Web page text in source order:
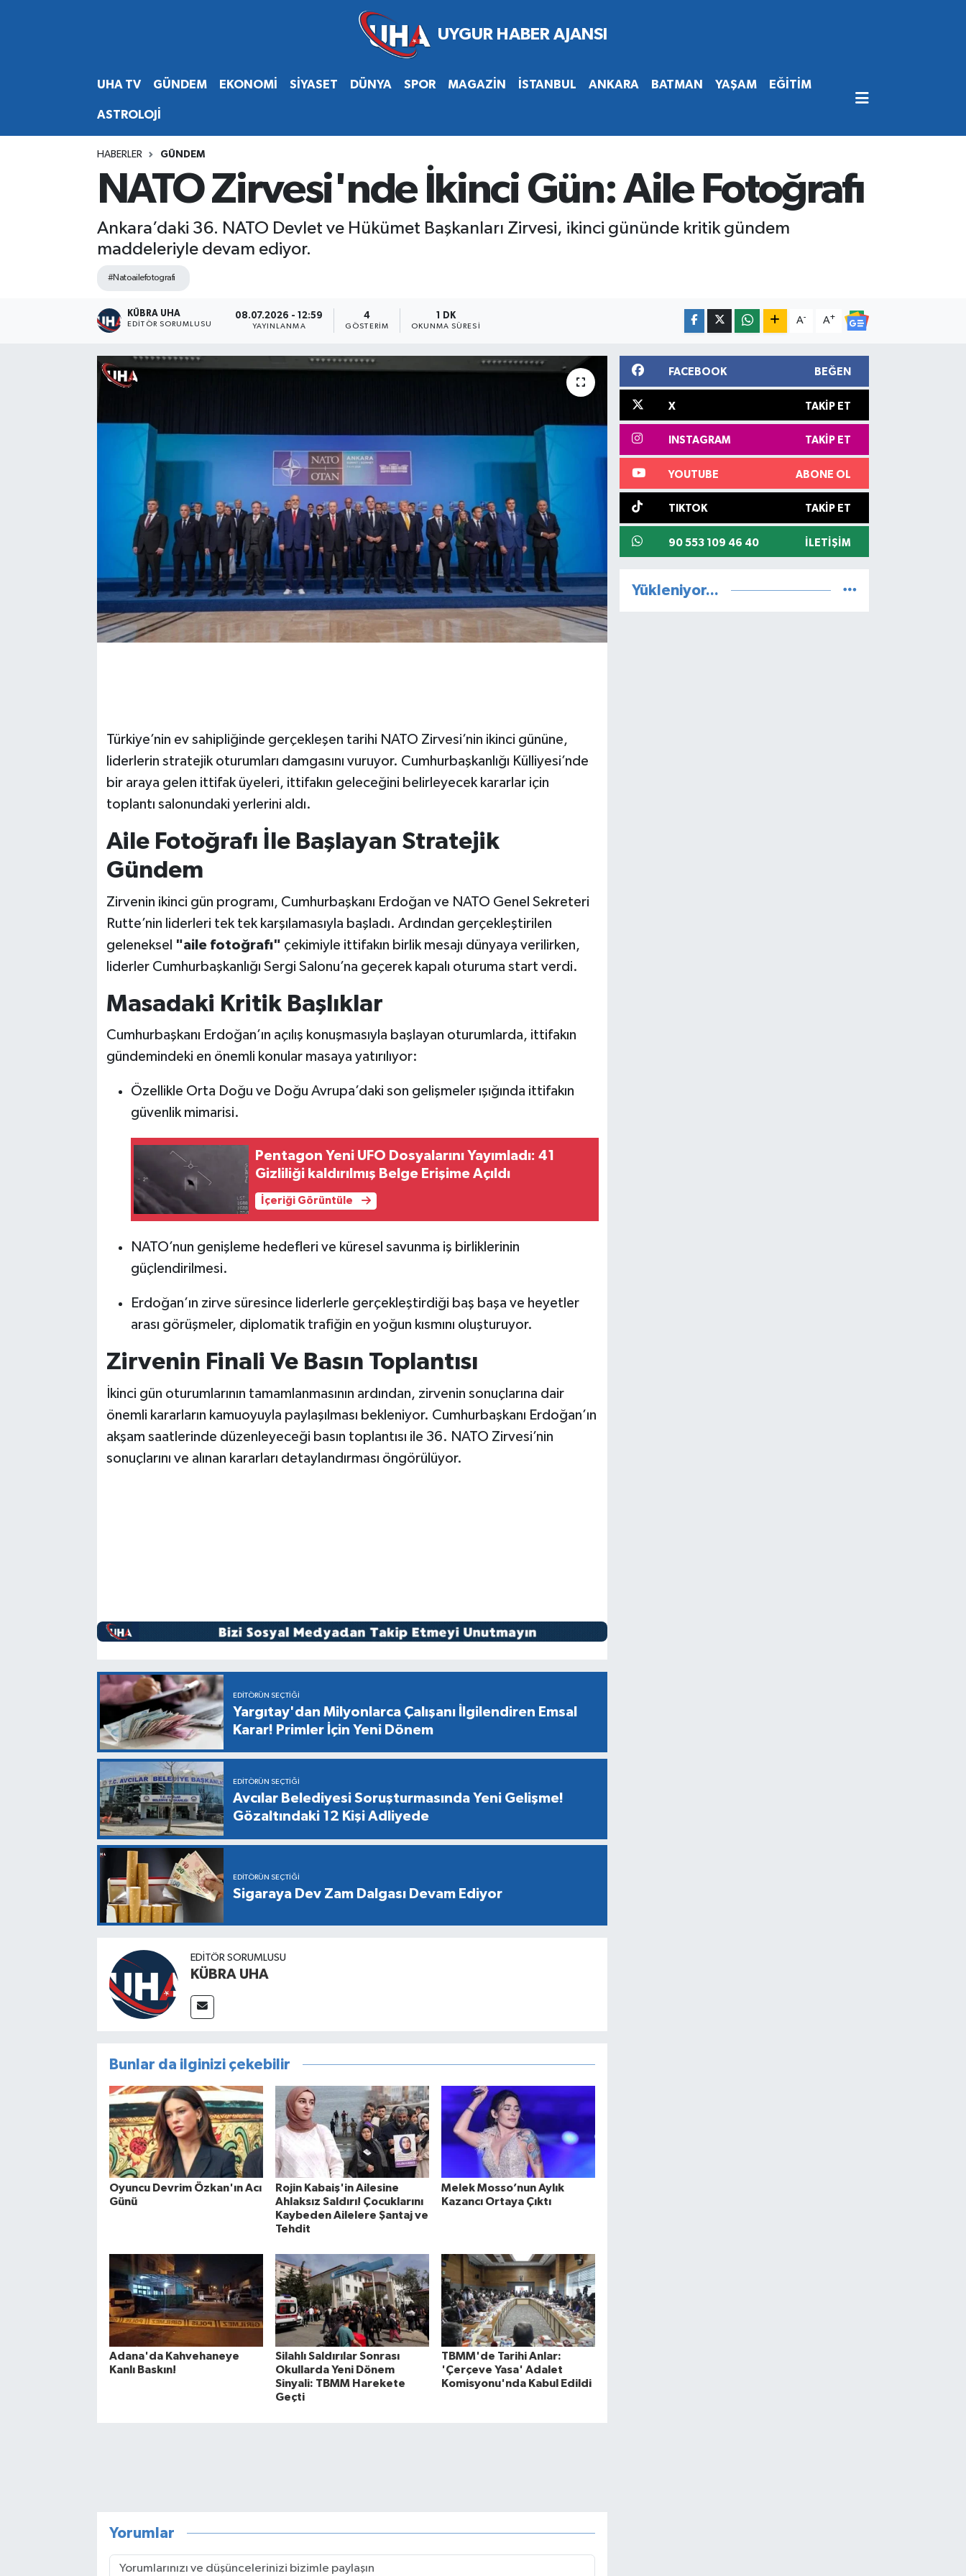
UHA TV GÜNDEM EKONOMİ SİYASET DÜNYA SPOR MAGAZİN İSTANBUL ANKARA BATMAN YAŞAM EĞİTİM
ASTROLOJİ
HABERLER GÜNDEM
NATO Zirvesi'nde İkinci Gün: Aile Fotoğrafı
Ankara’daki 36. NATO Devlet ve Hükümet Başkanları Zirvesi, ikinci gününde kritik gündem
maddeleriyle devam ediyor.
#Natoailefotografi
KÜBRA UHA
EDİTÖR SORUMLUSU
08.07.2026 - 12:59
YAYINLANMA
4
GÖSTERIM
1 DK
OKUNMA SÜRESI
A- A+
Türkiye’nin ev sahipliğinde gerçekleşen tarihi NATO Zirvesi’nin ikinci gününe,
liderlerin stratejik oturumları damgasını vuruyor. Cumhurbaşkanlığı Külliyesi’nde
bir araya gelen ittifak üyeleri, ittifakın geleceğini belirleyecek kararlar için
toplantı salonundaki yerlerini aldı.
Aile Fotoğrafı İle Başlayan Stratejik
Gündem
Zirvenin ikinci gün programı, Cumhurbaşkanı Erdoğan ve NATO Genel Sekreteri
Rutte’nin liderleri tek tek karşılamasıyla başladı. Ardından gerçekleştirilen
geleneksel "aile fotoğrafı" çekimiyle ittifakın birlik mesajı dünyaya verilirken,
liderler Cumhurbaşkanlığı Sergi Salonu’na geçerek kapalı oturuma start verdi.
Masadaki Kritik Başlıklar
Cumhurbaşkanı Erdoğan’ın açılış konuşmasıyla başlayan oturumlarda, ittifakın
gündemindeki en önemli konular masaya yatırılıyor:
Özellikle Orta Doğu ve Doğu Avrupa’daki son gelişmeler ışığında ittifakın
güvenlik mimarisi.
Pentagon Yeni UFO Dosyalarını Yayımladı: 41
Gizliliği kaldırılmış Belge Erişime Açıldı
İçeriği Görüntüle
NATO’nun genişleme hedefleri ve küresel savunma iş birliklerinin
güçlendirilmesi.
Erdoğan’ın zirve süresince liderlerle gerçekleştirdiği baş başa ve heyetler
arası görüşmeler, diplomatik trafiğin en yoğun kısmını oluşturuyor.
Zirvenin Finali Ve Basın Toplantısı
İkinci gün oturumlarının tamamlanmasının ardından, zirvenin sonuçlarına dair
önemli kararların kamuoyuyla paylaşılması bekleniyor. Cumhurbaşkanı Erdoğan’ın
akşam saatlerinde düzenleyeceği basın toplantısı ile 36. NATO Zirvesi’nin
sonuçlarını ve alınan kararları detaylandırması öngörülüyor.
EDITÖRÜN SEÇTIĞI
Yargıtay'dan Milyonlarca Çalışanı İlgilendiren Emsal
Karar! Primler İçin Yeni Dönem
EDITÖRÜN SEÇTIĞI
Avcılar Belediyesi Soruşturmasında Yeni Gelişme!
Gözaltındaki 12 Kişi Adliyede
EDITÖRÜN SEÇTIĞI
Sigaraya Dev Zam Dalgası Devam Ediyor
EDİTÖR SORUMLUSU
KÜBRA UHA
Bunlar da ilginizi çekebilir
Oyuncu Devrim Özkan'ın Acı
Günü
Rojin Kabaiş'in Ailesine
Ahlaksız Saldırı! Çocuklarını
Kaybeden Ailelere Şantaj ve
Tehdit
Melek Mosso’nun Aylık
Kazancı Ortaya Çıktı
Adana'da Kahvehaneye
Kanlı Baskın!
Silahlı Saldırılar Sonrası
Okullarda Yeni Dönem
Sinyali: TBMM Harekete
Geçti
TBMM'de Tarihi Anlar:
'Çerçeve Yasa' Adalet
Komisyonu'nda Kabul Edildi
Yorumlar
FACEBOOK BEĞEN
X TAKIP ET
INSTAGRAM TAKIP ET
YOUTUBE ABONE OL
TIKTOK TAKIP ET
90 553 109 46 40 İLETIŞIM
Yükleniyor...
Hava Durumu
Süper Lig Puan Durumu ve Fikstür
Tüm Manşetler
Son Dakika Haberleri
Haber Arşivi